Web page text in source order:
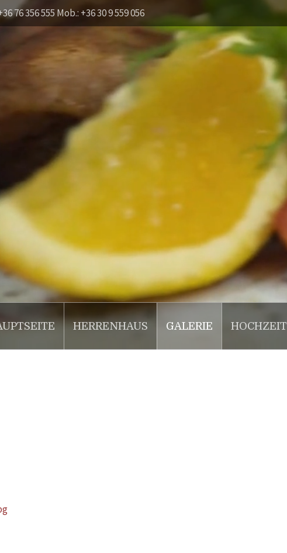
76 356 555 Mob.: +36 30 9 559 056
HERRENHAUS GALERIE HOCHZEIT